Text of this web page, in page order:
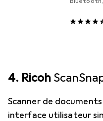
4. Ricoh
Scanner de
interface utilisateur